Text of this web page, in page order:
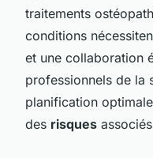
traitements
conditions
et une collaboration
professionnels de la
planification
des risques